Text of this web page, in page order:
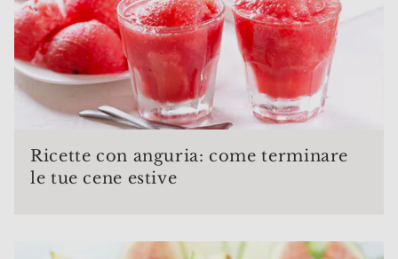
Ricette con anguria: come terminare
le tue cene estive